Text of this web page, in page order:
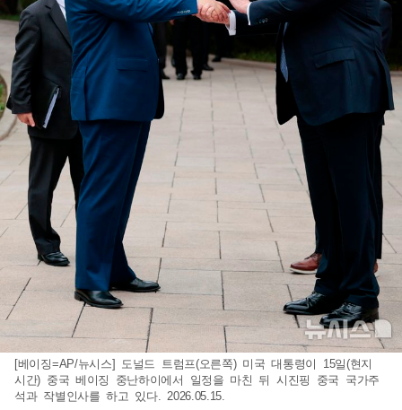
[베이징=AP/뉴시스] 도널드 트럼프(오른쪽) 미국 대통령이 15일(현지
시간) 중국 베이징 중난하이에서 일정을 마친 뒤 시진핑 중국 국가주
석과 작별인사를 하고 있다. 2026.05.15.